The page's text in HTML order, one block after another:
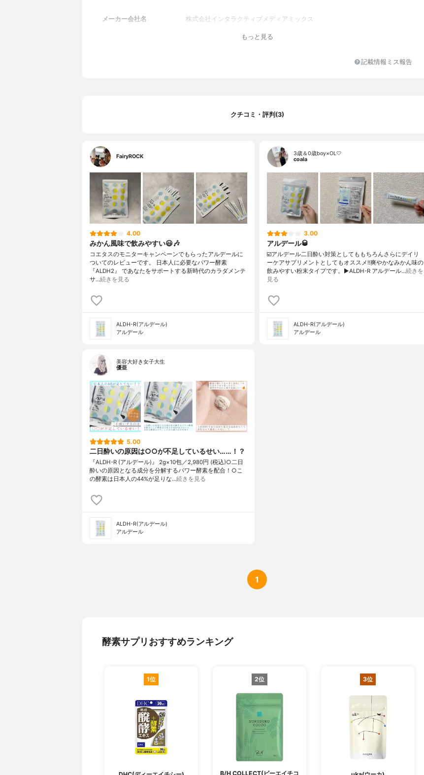
メーカー会社名 株式会社インタラクティブメディアミックス
もっと見る
記載情報ミス報告
クチコミ・評判(3)
FairyROCK
4.00
みかん風味で飲みやすい😃🎶
コエタスのモニターキャンペーンでもらったアルデールに
ついてのレビューです。 日本人に必要なパワー酵素
『ALDH2』 であなたをサポートする新時代のカラダメンテ
サ…続きを見る
ALDH-R(アルデール)
アルデール
3歳＆0歳boy×OL🤍
coala
3.00
アルデール🥃
☑️アルデール二日酔い対策としてももちろんさらにデイリ
ーケアサプリメントとしてもオススメ‼爽やかなみかん味の
飲みやすい粉末タイプです。▶ALDH-R アルデール…続きを
見る
ALDH-R(アルデール)
アルデール
美容大好き女子大生
優亜
5.00
二日酔いの原因は○○が不足しているせい……！？
『ALDH-R (アルデール)』 2g×10包／2,980円 (税込)○二日
酔いの原因となる成分を分解するパワー酵素を配合！○こ
の酵素は日本人の44%が足りな…続きを見る
ALDH-R(アルデール)
アルデール
1
酵素サプリおすすめランキング
1位 2位
B/H COLLECT(ビーエイチコ
3位